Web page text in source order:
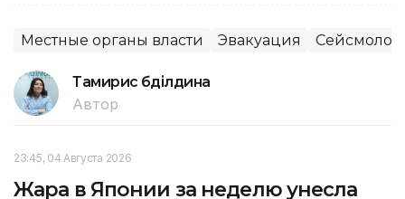
Местные органы власти Эвакуация
Тамирис Әбділдина
Автор
23:45, 04 Августа 2026
Жара в Японии за неделю унесла